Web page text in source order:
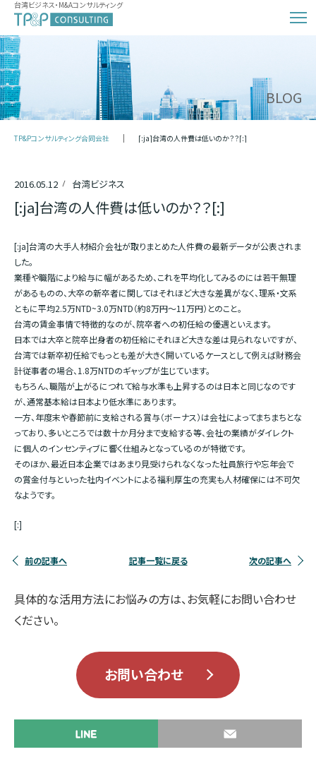
台湾ビジネス・M&Aコンサルティング
BLOG
TP&Pコンサルティング合同会社 [:ja]台湾の人件費は低いのか？？[:]
2016.05.12 台湾ビジネス
[:ja]台湾の人件費は低いのか？？[:]
[:ja]台湾の大手人材紹介会社が取りまとめた人件費の最新データが公表されま
した。
業種や職階により給与に幅があるため、これを平均化してみるのには若干無理
があるものの、大卒の新卒者に関してはそれほど大きな差異がなく、理系・文系
ともに平均2.5万NTD~3.0万NTD（約8万円～11万円）とのこと。
台湾の賃金事情で特徴的なのが、院卒者への初任給の優遇といえます。
日本では大卒と院卒出身者の初任給にそれほど大きな差は見られないですが、
台湾では新卒初任給でもっとも差が大きく開いているケースとして例えば財務会
計従事者の場合、1.8万NTDのギャップが生じています。
もちろん、職階が上がるにつれて給与水準も上昇するのは日本と同じなのです
が、通常基本給は日本より低水準にあります。
一方、年度末や春節前に支給される賞与（ボーナス）は会社によってまちまちとな
っており、多いところでは数十か月分まで支給する等、会社の業績がダイレクト
に個人のインセンティブに響く仕組みとなっているのが特徴です。
そのほか、最近日本企業ではあまり見受けられなくなった社員旅行や忘年会で
の賞金付与といった社内イベントによる福利厚生の充実も人材確保には不可欠
なようです。
[:]
前の記事へ 記事一覧に戻る 次の記事へ
具体的な活用方法にお悩みの方は、お気軽にお問い合わせ
ください。
お問い合わせ